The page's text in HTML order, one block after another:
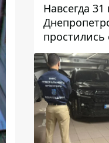
Навсегда 31